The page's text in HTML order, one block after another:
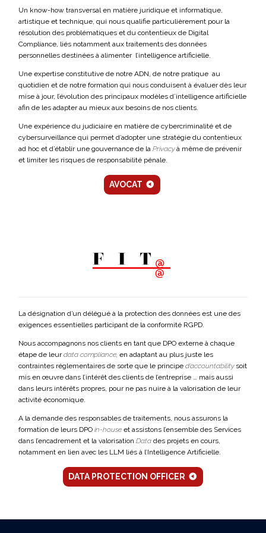
Un know-how transversal en matière juridique et informatique,
artistique et technique, qui nous qualifie particulièrement pour la
résolution des problématiques et du contentieux de Digital
Compliance, liés notamment aux traitements des données
personnelles destinées à alimenter l’intelligence artificielle.
Une expertise constitutive de notre ADN, de notre pratique au
quotidien et de notre formation qui nous conduisent à évaluer dès leur
mise à jour, l’évolution des principaux modèles d’intelligence artificielle
afin de les adapter au mieux aux besoins de nos clients.
Une expérience du judiciaire en matière de cybercriminalité et de
cybersurveillance qui permet d’adopter une stratégie du contentieux
ad hoc et d’établir une gouvernance de la Privacyà même de prévenir
et limiter les risques de responsabilité pénale.
AVOCAT
La désignation d’un délégué à la protection des données est une des
exigences essentielles participant de la conformité RGPD.
Nous accompagnons nos clients en tant que DPO externe à chaque
étape de leurdata compliance, en adaptant au plus juste les
contraintes réglementaires de sorte que le principe d’accountabilitysoit
mis en œuvre dans l’intérêt des clients de l’entreprise … mais aussi
dans leurs intérêts propres, pour ne pas nuire à la valorisation de leur
activité économique.
A la demande des responsables de traitements, nous assurons la
formation de leurs DPO in-house et assistons l’ensemble des Services
dans l’encadrement et la valorisation Data des projets en cours,
notamment en lien avec les LLM liés à l’Intelligence Artificielle.
DATA PROTECTION OFFICER